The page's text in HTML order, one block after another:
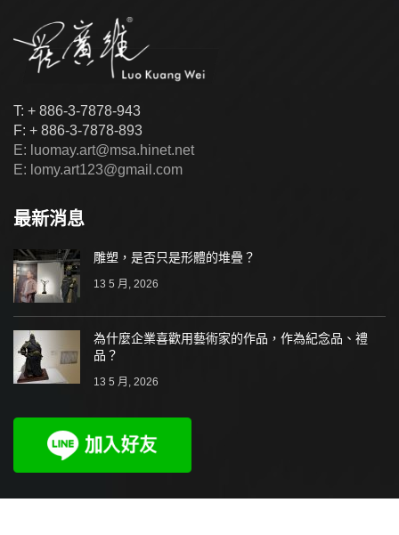
T: + 886-3-7878-943
F: + 886-3-7878-893
E: luomay.art@msa.hinet.net
E: lomy.art123@gmail.com
最新消息
雕塑，是否只是形體的堆疊？
13 5 月, 2026
為什麼企業喜歡用藝術家的作品，作為紀念品、禮
品？
13 5 月, 2026